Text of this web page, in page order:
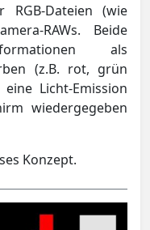
RGB-Dateien (wie
RAWs. Beide
als
(z.B. rot, grün
Licht-Emission
wiedergegeben
Konzept.